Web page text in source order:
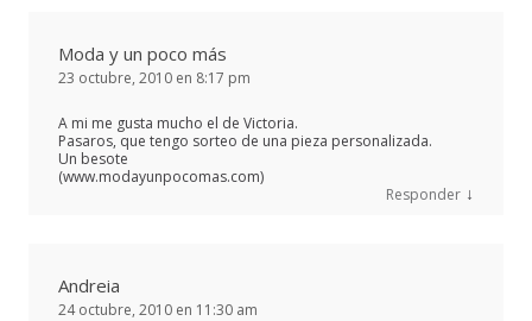
Moda y un poco más
23 octubre, 2010 en 8:17 pm
A mi me gusta mucho el de Victoria.
Pasaros, que tengo sorteo de una pieza personalizada.
Un besote
(www.modayunpocomas.com)
Responder ↓
Andreia
24 octubre, 2010 en 11:30 am